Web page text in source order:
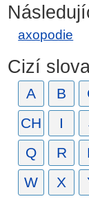
axopodie
Cizí
A B
CH
I
Q
R
W
X